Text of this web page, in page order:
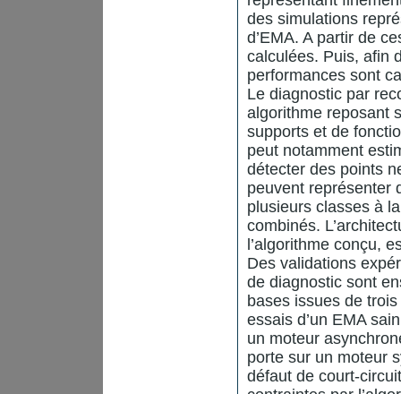
des simulations
d’EMA. A partir de
calculées. Puis, afin
performances sont
Le diagnostic par
algorithme reposant
supports et de
peut notamment
détecter des points
peuvent représenter
plusieurs classes à
combinés.
l’algorithme conçu,
Des validations
de diagnostic sont
bases issues de
essais d’un EMA
un moteur
porte sur un moteur
défaut de court-